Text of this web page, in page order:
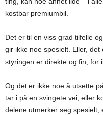
kostbar premiumbil.
Det er til en viss grad tilfelle
gir ikke noe spesielt. Eller,
styringen er direkte og fin, for
Og det er ikke noe å utsette
tar i på en svingete vei, eller
delene utmerker seg spesielt,